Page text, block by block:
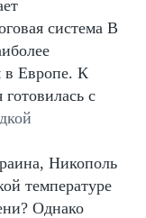
система В
в Европе. К
с
Никополь
температуре
Однако